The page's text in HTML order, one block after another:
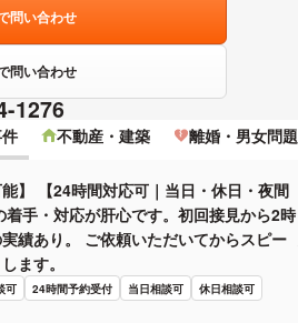
問い合わせ
問い合わせ
1276
不動産・建築 離婚・男女問題
】 【24時間対応可｜当日・休日・夜間
手・対応が肝心です。初回接見から2時
績あり。 ご依頼いただいてからスピー
ます。
可 24時間予約受付 当日相談可
休日相談可